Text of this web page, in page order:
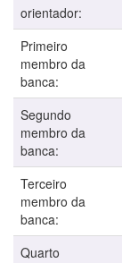
orientador:
Primeiro
membro da
banca:
Segundo
membro da
banca:
Terceiro
membro da
banca:
Quarto